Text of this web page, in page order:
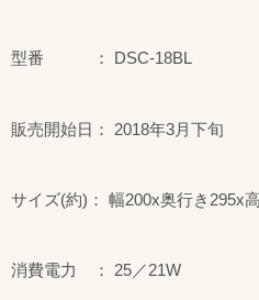
型番 ： DSC-18BL
販売開始日： 2018年3月下旬
サイズ(約)： 幅200x奥行き295x
消費電力 ： 25／21W